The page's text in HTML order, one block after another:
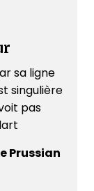
sa ligne
singulière
pas
Prussian